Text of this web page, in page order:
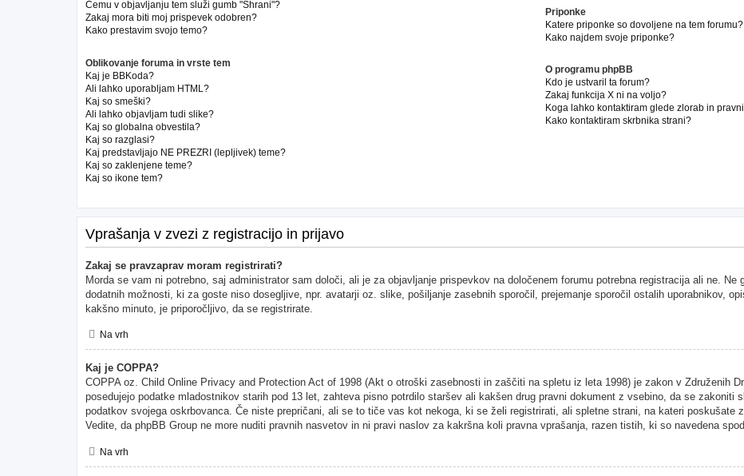
Čemu v objavljanju tem služi gumb "Shrani"?
Zakaj mora biti moj prispevek odobren?
Kako prestavim svojo temo?
Oblikovanje foruma in vrste tem
Kaj je BBKoda?
Ali lahko uporabljam HTML?
Kaj so smeški?
Ali lahko objavljam tudi slike?
Kaj so globalna obvestila?
Kaj so razglasi?
Kaj predstavljajo NE PREZRI (lepljivek) teme?
Kaj so zaklenjene teme?
Kaj so ikone tem?
Priponke
Katere priponke so dovoljene na tem forumu?
Kako najdem svoje priponke?
O programu phpBB
Kdo je ustvaril ta forum?
Zakaj funkcija X ni na voljo?
Koga lahko kontaktiram glede zlorab in
Kako kontaktiram skrbnika strani?
Vprašanja v zvezi z registracijo in prijavo
Zakaj se pravzaprav moram registrirati?
Morda se vam ni potrebno, saj administrator sam določi, ali je za objavljanje prispevkov na določenem forumu potrebna registracija ali ne.
dodatnih možnosti, ki za goste niso dosegljive, npr. avatarji oz. slike, pošiljanje zasebnih sporočil, prejemanje sporočil ostalih uporabnikov,
kakšno minuto, je priporočljivo, da se registrirate.
Na vrh
Kaj je COPPA?
COPPA oz. Child Online Privacy and Protection Act of 1998 (Akt o otroški zasebnosti in zaščiti na spletu iz leta 1998) je zakon v Združenih
posedujejo podatke mladostnikov starih pod 13 let, zahteva pisno potrdilo staršev ali kakšen drug pravni dokument z vsebino, da se zakoniti
podatkov svojega oskrbovanca. Če niste prepričani, ali se to tiče vas kot nekoga, ki se želi registrirati, ali spletne strani, na kateri poskušate
Vedite, da phpBB Group ne more nuditi pravnih nasvetov in ni pravi naslov za kakršna koli pravna vprašanja, razen tistih, ki so navedena
Na vrh